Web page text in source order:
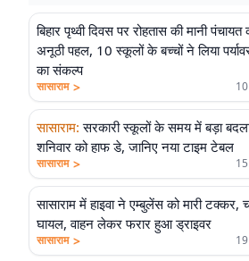
बिहार पृथ्वी दिवस पर रोहतास की मानी पंचायत
अनूठी पहल, 10 स्कूलों के बच्चों ने लिया
का संकल्प
सासाराम >
सासाराम: सरकारी स्कूलों के समय में बड़ा
शनिवार को हाफ डे, जानिए नया टाइम टेबल
सासाराम >
सासाराम में हाइवा ने एम्बुलेंस को मारी टक्कर,
घायल, वाहन लेकर फरार हुआ ड्राइवर
सासाराम >